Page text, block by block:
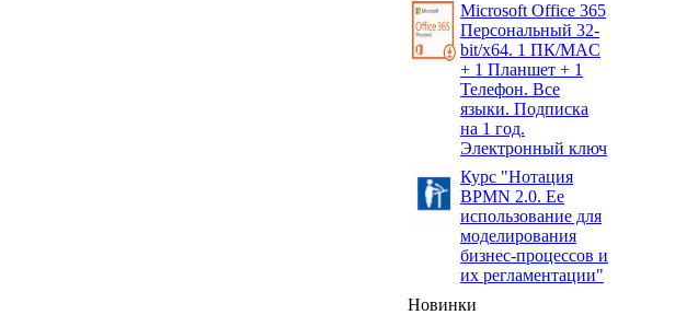
Microsoft Office 365
Персональный 32-
bit/x64. 1 ПК/MAC
+ 1 Планшет + 1
Телефон. Все
языки. Подписка
на 1 год.
Электронный ключ
Курс "Нотация
BPMN 2.0. Ее
использование для
моделирования
бизнес-процессов и
их регламентации"
Новинки